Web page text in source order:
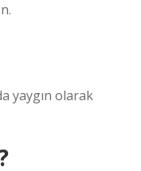
yaygın olarak